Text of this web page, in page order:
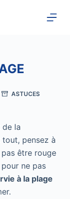
ASTUCES
de la
pensez à
être rouge
pour ne pas
à la plage